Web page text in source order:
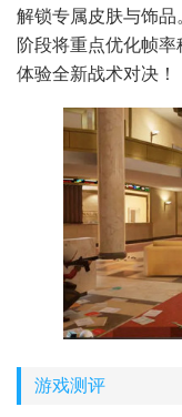
解锁专属皮肤与饰
阶段将重点优化帧
体验全新战术对决！
游戏测评